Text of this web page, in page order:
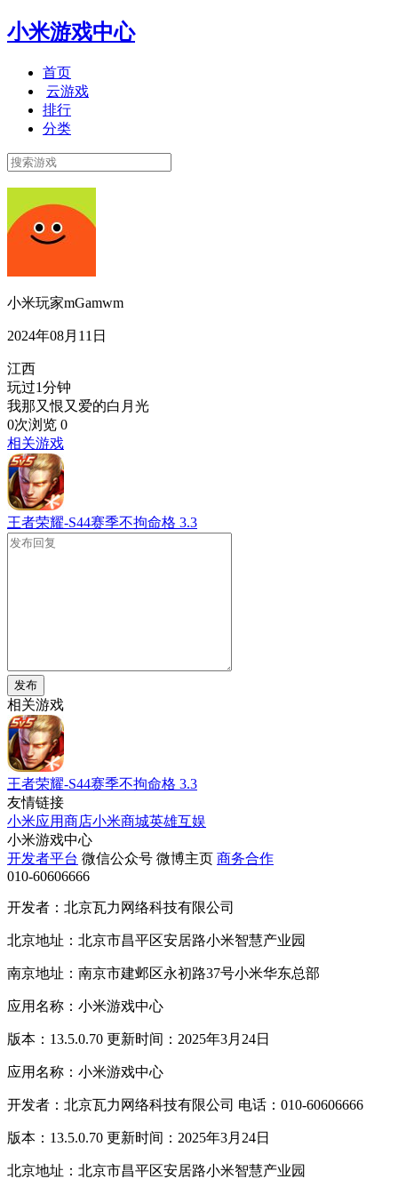
小米游戏中心
首页
云游戏
排行
分类
小米玩家mGamwm
2024年08月11日
江西
玩过1分钟
我那又恨又爱的白月光
0次浏览 0
相关游戏
王者荣耀-S44赛季不拘命格 3.3
发布
相关游戏
王者荣耀-S44赛季不拘命格 3.3
友情链接
小米应用商店小米商城英雄互娱
小米游戏中心
开发者平台 微信公众号 微博主页 商务合作
010-60606666
开发者：北京瓦力网络科技有限公司
北京地址：北京市昌平区安居路小米智慧产业园
南京地址：南京市建邺区永初路37号小米华东总部
应用名称：小米游戏中心
版本：13.5.0.70 更新时间：2025年3月24日
应用名称：小米游戏中心
开发者：北京瓦力网络科技有限公司 电话：010-60606666
版本：13.5.0.70 更新时间：2025年3月24日
北京地址：北京市昌平区安居路小米智慧产业园